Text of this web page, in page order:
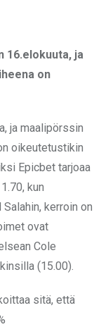
16.elokuuta, ja
on
ja maalipörssin
oikeutetustikin
Epicbet tarjoaa
kun
kerroin on
ovat
Cole
(15.00).
sitä, että